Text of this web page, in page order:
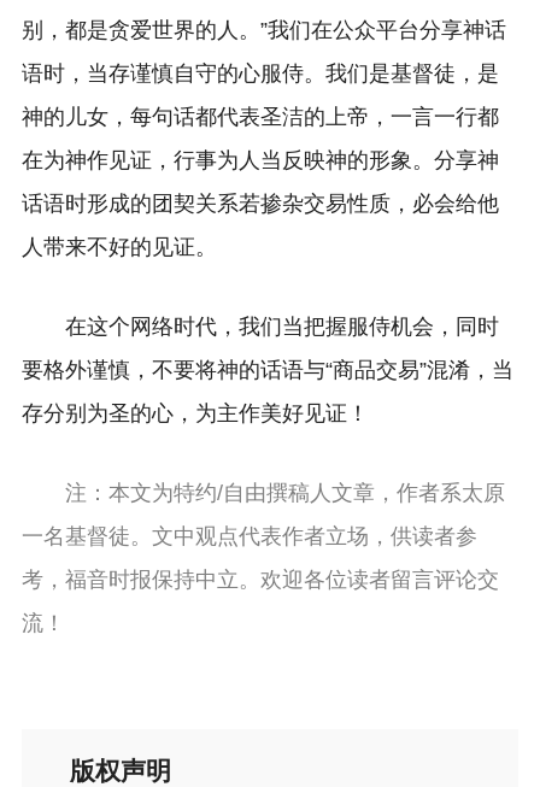
别，都是贪爱世界的人。”我们在公众平台分享神话
语时，当存谨慎自守的心服侍。我们是基督徒，是
神的儿女，每句话都代表圣洁的上帝， 一言一行都
在为神作见证， 行事为人当反映神的形象。分享神
话语时形成的团契关系若掺杂交易性质，必会给他
人带来不好的见证。
在这个网络时代，我们当把握服侍机会，同时
要格外谨慎，不要将神的话语与“商品交易”混淆，当
存分别为圣的心，为主作美好见证！
注：本文为特约/自由撰稿人文章，作者系太原
一名基督徒。文中观点代表作者立场，供读者参
考，福音时报保持中立。欢迎各位读者留言评论交
流！
版权声明